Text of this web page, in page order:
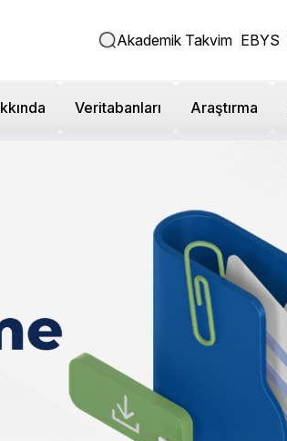
Akademik Takvim EBYS
Veritabanları Araştırma
Muafiyet